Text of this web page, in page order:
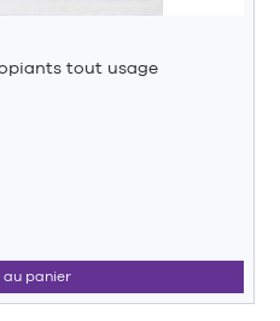
tout usage
au panier